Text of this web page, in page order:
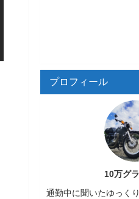
プロフィール
10万グ
通勤中に聞いたゆっく